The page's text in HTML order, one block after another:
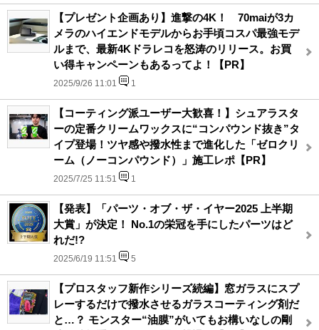
【プレゼント企画あり】進撃の4K！ 70maiが3カ
メラのハイエンドモデルからお手頃コスパ最強モデ
ルまで、最新4Kドラレコを怒涛のリリース。お買
い得キャンペーンもあるってよ！【PR】
2025/9/26 11:01 1
【コーティング派ユーザー大歓喜！】シュアラスタ
ーの定番クリームワックスに“コンパウンド抜き”タ
イプ登場！ツヤ感や撥水性まで進化した「ゼロクリ
ーム（ノーコンパウンド）」施工レポ【PR】
2025/7/25 11:51 1
【発表】「パーツ・オブ・ザ・イヤー2025 上半期
大賞」が決定！ No.1の栄冠を手にしたパーツはど
れだ!?
2025/6/19 11:51 5
【プロスタッフ新作シリーズ続編】窓ガラスにスプ
レーするだけで撥水させるガラスコーティング剤だ
と…？ モンスター“油膜”がいてもお構いなしの剛